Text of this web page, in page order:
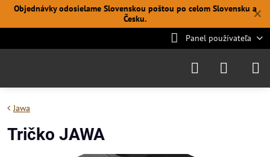
✕
Objednávky odosielame Slovenskou poštou po celom Slovensku a
Česku.
Panel používateľa
Jawa
Tričko JAWA